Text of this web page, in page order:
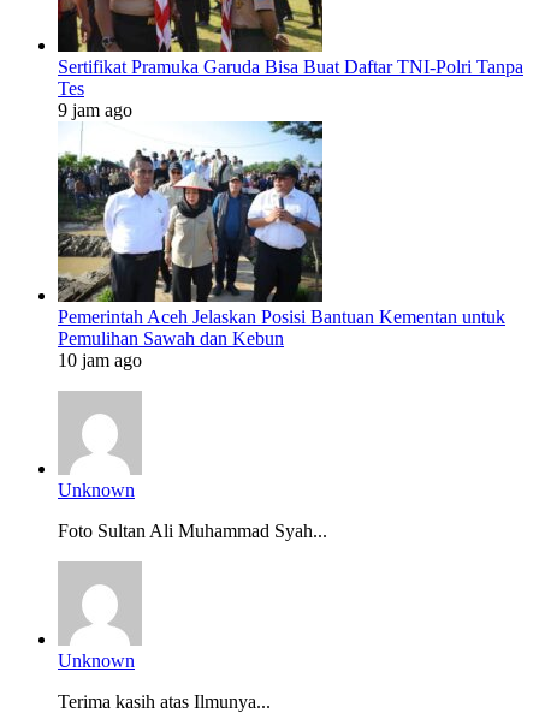
Sertifikat Pramuka Garuda Bisa Buat Daftar TNI-Polri Tanpa
Tes
9 jam ago
Pemerintah Aceh Jelaskan Posisi Bantuan Kementan untuk
Pemulihan Sawah dan Kebun
10 jam ago
Unknown
Foto Sultan Ali Muhammad Syah...
Unknown
Terima kasih atas Ilmunya...